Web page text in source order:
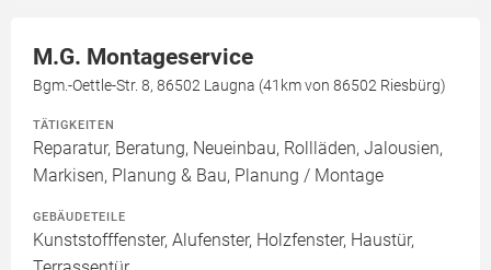
M.G. Montageservice
Bgm.-Oettle-Str. 8, 86502 Laugna (41km von 86502 Riesbürg)
TÄTIGKEITEN
Reparatur, Beratung, Neueinbau, Rollläden, Jalousien,
Markisen, Planung & Bau, Planung / Montage
GEBÄUDETEILE
Kunststofffenster, Alufenster, Holzfenster, Haustür,